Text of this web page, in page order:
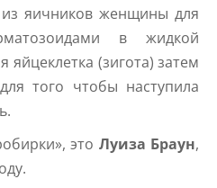
из яичников женщины для
в жидкой
яйцеклетка (зигота) затем
того чтобы наступила
это Луиза Браун,